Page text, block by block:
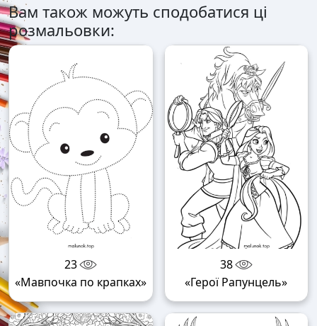
Вам також можуть сподобатися ці
розмальовки:
23
«Мавпочка по крапках»
38
«Герої Рапунцель»